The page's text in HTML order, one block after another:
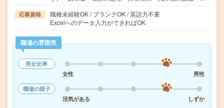
応募資格
職種未経験OK / ブランクOK / 英語力不要
Excelへのデータ入力ができればOK
職場の雰囲気
男女比率
女性
男性
職場の様子
活気がある
しずか